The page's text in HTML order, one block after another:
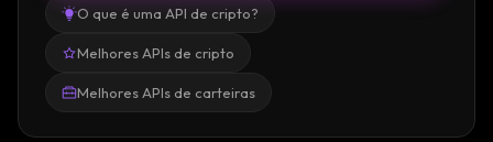
O que é uma API de cripto?
Melhores APIs de cripto
Melhores APIs de carteiras